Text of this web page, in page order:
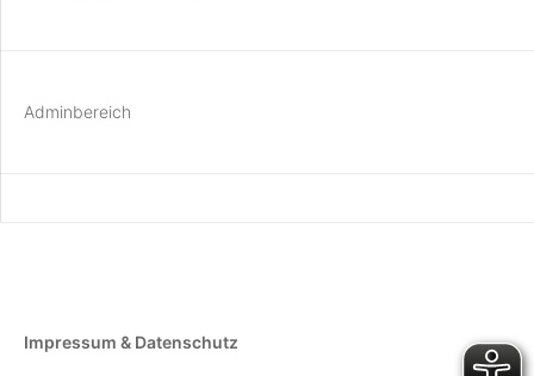
Adminbereich
Impressum & Datenschutz